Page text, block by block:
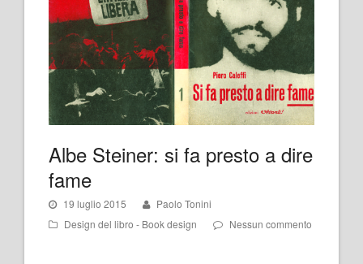
Albe Steiner: si fa presto a dire
fame
19 luglio 2015
Paolo Tonini
Design del libro - Book design
Nessun commento